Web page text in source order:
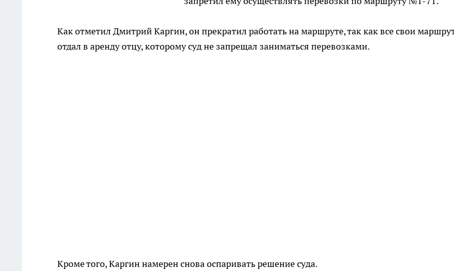
Как отметил Дмитрий Каргин, он прекратил работать на маршруте, так как все свои
отдал в аренду отцу, которому суд не запрещал заниматься перевозками.
Кроме того, Каргин намерен снова оспаривать решение суда.